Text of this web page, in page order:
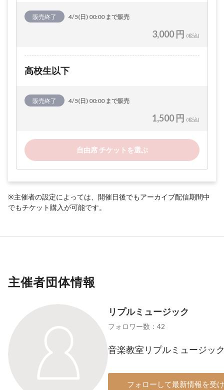
販売終了 4/5(日) 00:00 まで販売
3,000 円 (税込)
高校生以下
販売終了 4/5(日) 00:00 まで販売
1,500 円 (税込)
自由席 チケットを選ぶ
※主催者の設定によっては、開催日後でもアーカイブ配信期間中
でもチケット購入が可能です。
主催者団体情報
リプルミュージック
フォロワー数：42
音楽教室リプルミュージッ
フォローして最新情報を受